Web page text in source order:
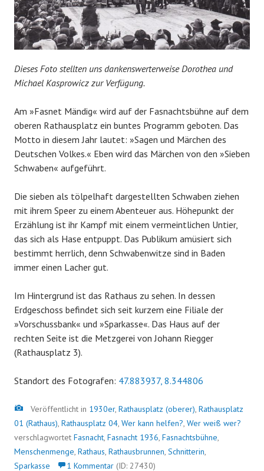
Dieses Foto stellten uns dankenswerterweise Dorothea und
Michael Kasprowicz zur Verfügung.
Am »Fasnet Mändig« wird auf der Fasnachtsbühne auf dem
oberen Rathausplatz ein buntes Programm geboten. Das
Motto in diesem Jahr lautet: »Sagen und Märchen des
Deutschen Volkes.« Eben wird das Märchen von den »Sieben
Schwaben« aufgeführt.
Die sieben als tölpelhaft dargestellten Schwaben ziehen
mit ihrem Speer zu einem Abenteuer aus. Höhepunkt der
Erzählung ist ihr Kampf mit einem vermeintlichen Untier,
das sich als Hase entpuppt. Das Publikum amüsiert sich
bestimmt herrlich, denn Schwabenwitze sind in Baden
immer einen Lacher gut.
Im Hintergrund ist das Rathaus zu sehen. In dessen
Erdgeschoss befindet sich seit kurzem eine Filiale der
»Vorschussbank« und »Sparkasse«. Das Haus auf der
rechten Seite ist die Metzgerei von Johann Riegger
(Rathausplatz 3).
Standort des Fotografen: 47.883937, 8.344806
Bild
Veröffentlicht in 1930er, Rathausplatz (oberer), Rathausplatz
01 (Rathaus), Rathausplatz 04, Wer kann helfen?, Wer weiß wer?
verschlagwortet Fasnacht, Fasnacht 1936, Fasnachtsbühne,
Menschenmenge, Rathaus, Rathausbrunnen, Schnitterin,
Sparkasse
1 Kommentar (ID: 27430)